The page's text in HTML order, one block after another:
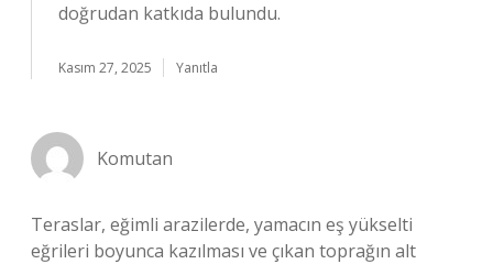
doğrudan katkıda bulundu.
Kasım 27, 2025 Yanıtla
Komutan
Teraslar, eğimli arazilerde, yamacın eş yükselti
eğrileri boyunca kazılması ve çıkan toprağın alt